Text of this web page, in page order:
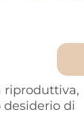
riproduttiva,
di